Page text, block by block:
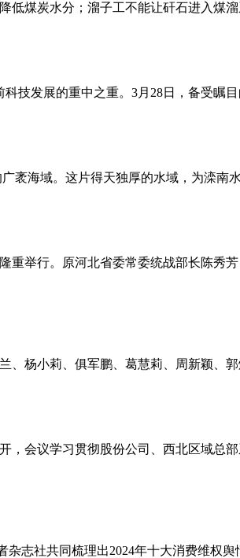
煤炭水分；溜子工不能让矸石进入煤
技发展的重中之重。3月28日，备受瞩
袤海域。这片得天独厚的水域，为滦南
重举行。原河北省委常委统战部长陈秀
杨小莉、俱军鹏、葛慧莉、周新颖、
会议学习贯彻股份公司、西北区域总
志社共同梳理出2024年十大消费维权